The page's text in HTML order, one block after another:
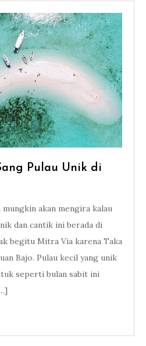
Pulau Unik di
akan mengira kalau
dan cantik ini berada di
begitu Mitra Via karena Taka
Bajo. Pulau kecil yang unik
seperti bulan sabit ini